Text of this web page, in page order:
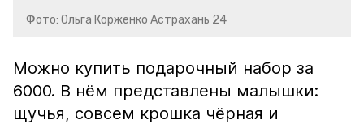
Фото: Ольга Корженко Астрахань 24
Можно купить подарочный набор за
6000. В нём представлены малышки:
щучья, совсем крошка чёрная и